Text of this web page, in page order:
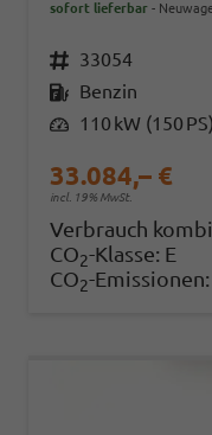
sofort lieferbar
Fahrzeugnr. 33054
Kraftstoff Benzin
Leistung 110 kW (150 PS)
33.084,– €
incl. 19% MwSt.
Verbrauch
CO2-Klasse: E
CO2-Emissionen: